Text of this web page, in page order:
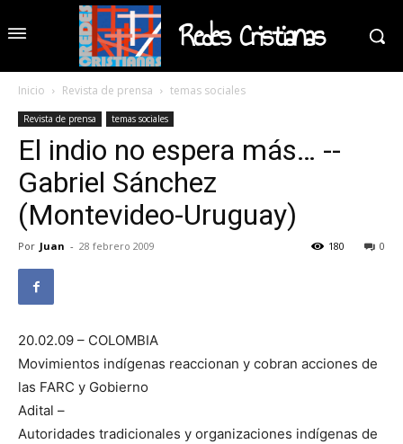
Redes Cristianas
Inicio Revista de prensa temas sociales
Revista de prensa temas sociales
El indio no espera más… --
Gabriel Sánchez
(Montevideo-Uruguay)
Por Juan - 28 febrero 2009 0
180
20.02.09 – COLOMBIA
Movimientos indígenas reaccionan y cobran acciones de
las FARC y Gobierno
Adital –
Autoridades tradicionales y organizaciones indígenas de